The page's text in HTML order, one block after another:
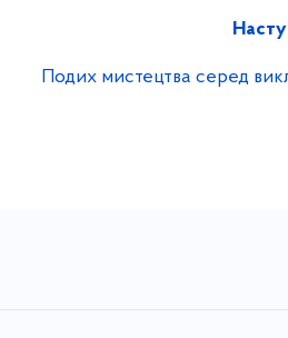
Подих мистецтва серед